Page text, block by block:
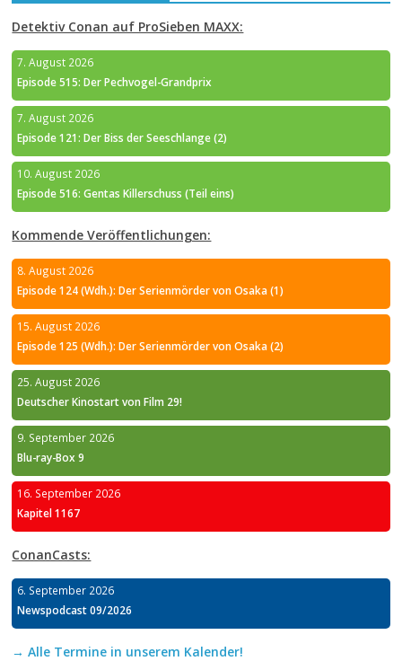
Detektiv Conan auf ProSieben MAXX:
7. August 2026
Episode 515: Der Pechvogel-Grandprix
7. August 2026
Episode 121: Der Biss der Seeschlange (2)
10. August 2026
Episode 516: Gentas Killerschuss (Teil eins)
Kommende Veröffentlichungen:
8. August 2026
Episode 124 (Wdh.): Der Serienmörder von Osaka (1)
15. August 2026
Episode 125 (Wdh.): Der Serienmörder von Osaka (2)
25. August 2026
Deutscher Kinostart von Film 29!
9. September 2026
Blu-ray-Box 9
16. September 2026
Kapitel 1167
ConanCasts:
6. September 2026
Newspodcast 09/2026
→ Alle Termine in unserem Kalender!